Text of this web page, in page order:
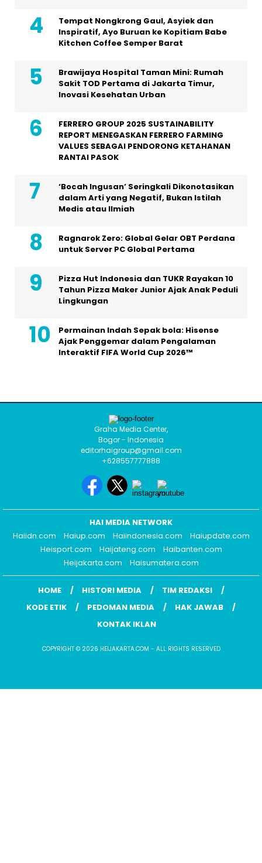
Tempat Nongkrong Gaul, Asyiek dan
Inspiratif, Ayo Buruan ke Kopitiam Babe
Kitchen Coffee Semper Barat
Brawijaya Hospital Taman Mini: Rumah
Sakit TOD Pertama di Jakarta Timur,
Inovasi Kesehatan Urban
FERRERO GROUP 2025 SUSTAINABILITY
REPORT MENEGASKAN FERRERO FARMING
VALUES SEBAGAI PENDORONG KETAHANAN
RANTAI PASOK
‘Bocah Ingusan’ Seringkali Dikonotasikan
dalam Arti yang Negatif, Bukan Istilah
Medis atau Ilmiah
Ragnarok Zero: Global Gelar OBT Perdana
untuk Server PC Global Pertama
Pizza Hut Indonesia dan TUKR Rayakan 10
Tahun Pizza Maker Junior Ajak Anak Peduli
Lingkungan
Permainan Indah Sepak bola: Hisense
Ajak Penggemar dalam Pengalaman
Interaktif FIFA World Cup 2026™
Graha Media Center,
Bogor - Indonesia
editorhaigroup@gmail.com
+628557777888
HAI MEDIA NETWORK
Haiidn.com
Haiup.com Haiindonesia.com
Haiupdate.com
Heisport.com
Haijateng.com
Haibanten.com
Heijakarta.com
Haisumatera.com
HOME HISTORI MEDIA
TIM REDAKSI
KODE ETIK
PEDOMAN MEDIA
HAK JAWAB
KONTAK IKLAN
COPYRIGHT © 2026 HEIJAKARTA.COM - ALL RIGHTS RESERVED